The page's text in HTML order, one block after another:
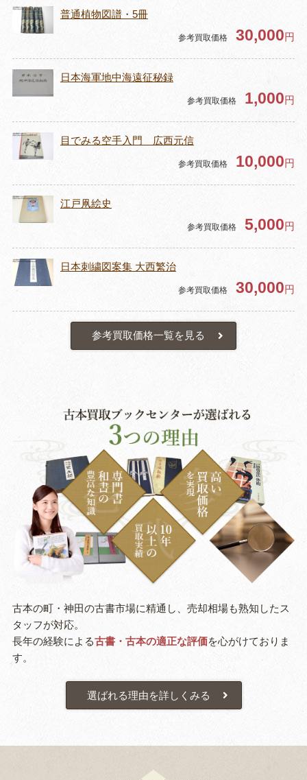
普通植物図譜・5冊
参考買取価格 30,000円
日本海軍地中海遠征秘録
参考買取価格 1,000円
目でみる空手入門 広西元信
参考買取価格 10,000円
江戸凧絵史
参考買取価格 5,000円
日本刺繍図案集 大西繁治
参考買取価格 30,000円
参考買取価格一覧を見る
古本の町・神田の古書市場に精通し、売却相場も熟知したス
タッフが対応。
長年の経験による古書・古本の適正な評価を心がけておりま
す。
選ばれる理由を詳しくみる